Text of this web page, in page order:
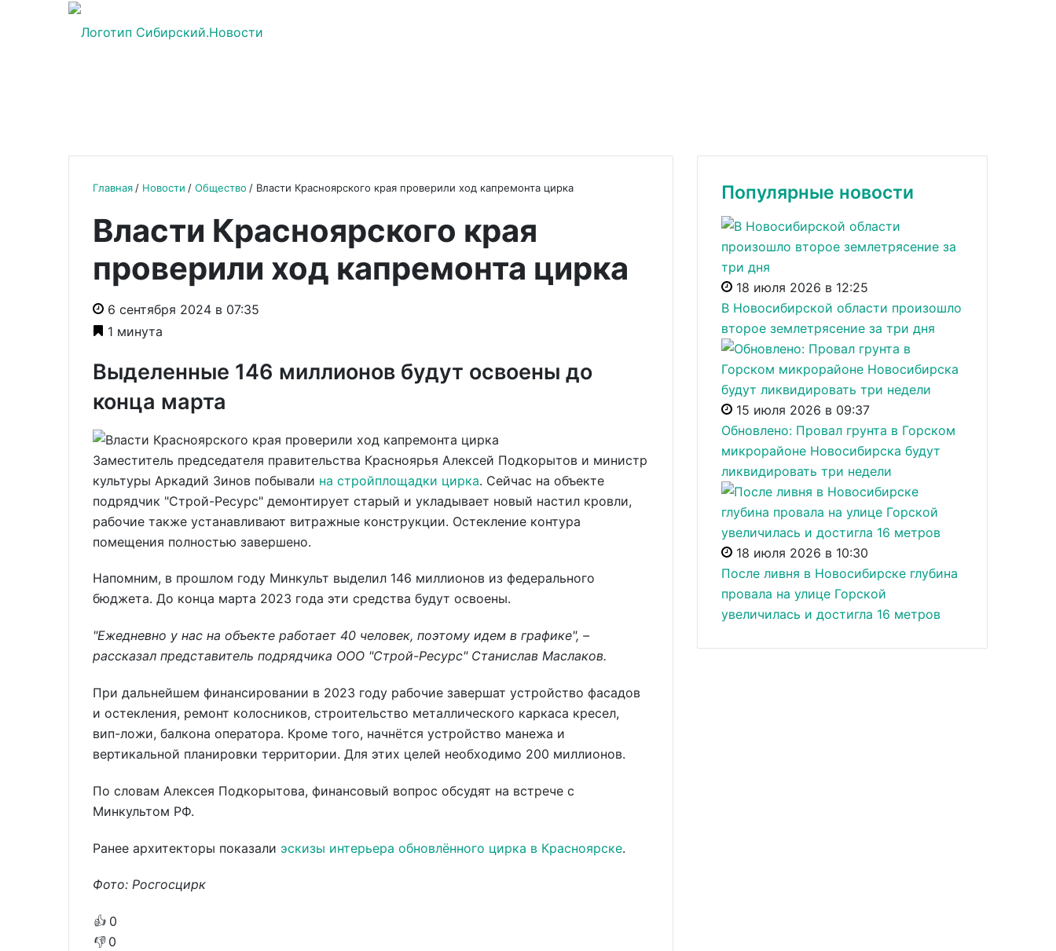
Главная Новости Общество Власти Красноярского края проверили ход капремонта цирка
Власти Красноярского края
проверили ход капремонта цирка
6 сентября 2024 в 07:35
1 минута
Выделенные 146 миллионов будут освоены до
конца марта
Заместитель председателя правительства Красноярья Алексей Подкорытов и министр
культуры Аркадий Зинов побывали на стройплощадки цирка. Сейчас на объекте
подрядчик "Строй-Ресурс" демонтирует старый и укладывает новый настил кровли,
рабочие также устанавливают витражные конструкции. Остекление контура
помещения полностью завершено.
Напомним, в прошлом году Минкульт выделил 146 миллионов из федерального
бюджета. До конца марта 2023 года эти средства будут освоены.
"Ежедневно у нас на объекте работает 40 человек, поэтому идем в графике", –
рассказал представитель подрядчика ООО "Строй-Ресурс"Станислав Маслаков.
При дальнейшем финансировании в 2023 году рабочие завершат устройство фасадов
и остекления, ремонт колосников, строительство металлического каркаса кресел,
вип-ложи, балкона оператора. Кроме того, начнётся устройство манежа и
вертикальной планировки территории. Для этих целей необходимо 200 миллионов.
По словам Алексея Подкорытова, финансовый вопрос обсудят на встрече с
Минкультом РФ.
Ранее архитекторы показали эскизы интерьера обновлённого цирка в Красноярске.
Фото: Росгосцирк
👍 0
👎 0
Популярные новости
18 июля 2026 в 12:25
В Новосибирской области произошло
второе землетрясение за три дня
15 июля 2026 в 09:37
Обновлено: Провал грунта в Горском
микрорайоне Новосибирска будут
ликвидировать три недели
18 июля 2026 в 10:30
После ливня в Новосибирске глубина
провала на улице Горской
увеличилась и достигла 16 метров